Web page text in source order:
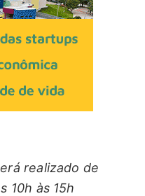
realizado de
10h às 15h